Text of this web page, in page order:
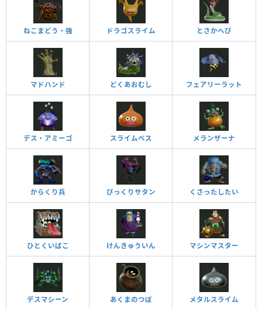
ねこまどう・強 ドラゴスライム とさかへび
マドハンド どくあおむし フェアリーラット
デス・アミーゴ スライムベス メランザーナ
からくり兵 びっくりサタン くさったしたい
ひとくいばこ けんきゅういん マシンマスター
デスマシーン あくまのつぼ メタルスライム